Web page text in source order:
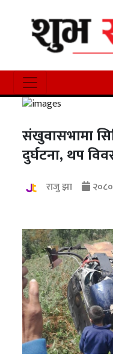
संखुवासभामा
दुर्घटना, थप
राजु झा